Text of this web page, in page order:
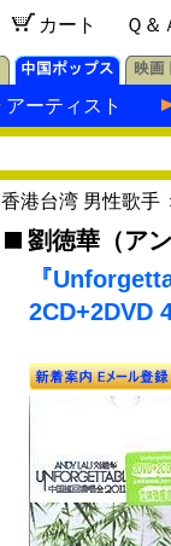
カート Ｑ＆
アーティスト
香港台湾 男性歌手
劉徳華（ア
『
2CD+2DVD